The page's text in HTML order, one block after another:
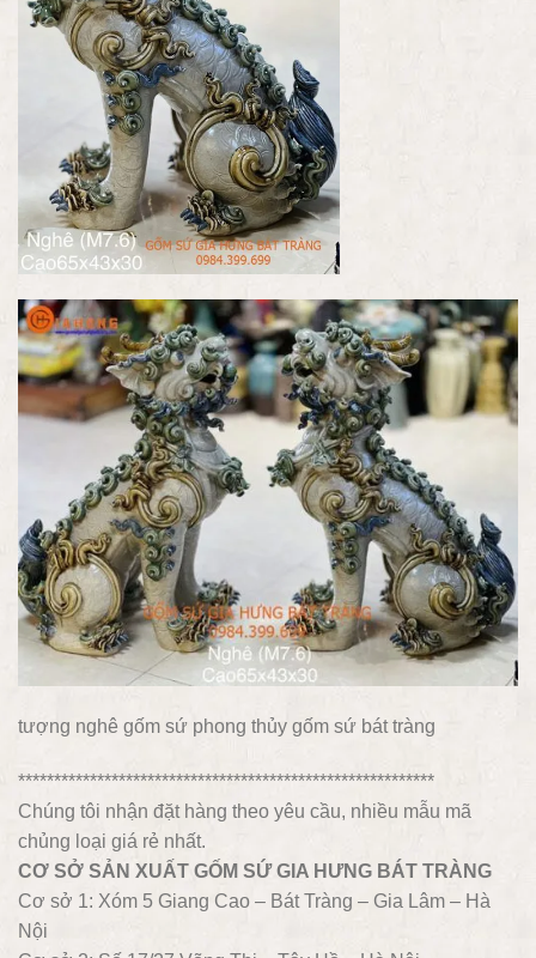
tượng nghê gốm sứ phong thủy gốm sứ bát tràng
**********************************************************
Chúng tôi nhận đặt hàng theo yêu cầu, nhiều mẫu mã
chủng loại giá rẻ nhất.
CƠ SỞ SẢN XUẤT GỐM SỨ GIA HƯNG BÁT TRÀNG
Cơ sở 1: Xóm 5 Giang Cao – Bát Tràng – Gia Lâm – Hà
Nội